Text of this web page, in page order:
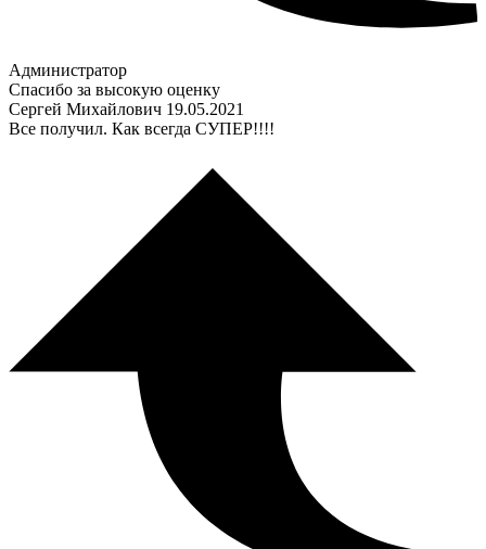
Администратор
Спасибо за высокую оценку
Сергей Михайлович 19.05.2021
Все получил. Как всегда СУПЕР!!!!